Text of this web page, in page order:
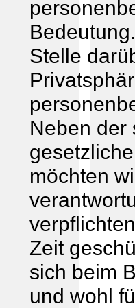
Stelle
Neben der
möchten
Zeit
sich beim
und wohl